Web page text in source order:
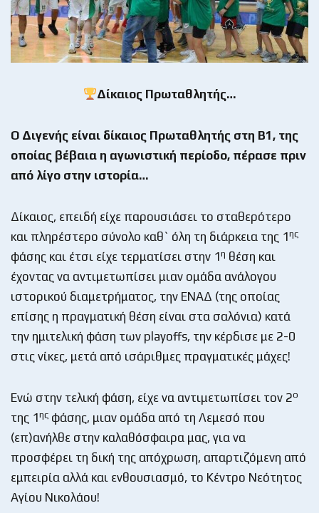
Δίκαιος Πρωταθλητής…
Ο Διγενής είναι δίκαιος Πρωταθλητής στη Β1, της
οποίας βέβαια η αγωνιστική περίοδο, πέρασε πριν
από λίγο στην ιστορία…
Δίκαιος, επειδή είχε παρουσιάσει το σταθερότερο
και πληρέστερο σύνολο καθ` όλη τη διάρκεια της 1ης
φάσης και έτσι είχε τερματίσει στην 1η θέση και
έχοντας να αντιμετωπίσει μιαν ομάδα ανάλογου
ιστορικού διαμετρήματος, την ΕΝΑΔ (της οποίας
επίσης η πραγματική θέση είναι στα σαλόνια) κατά
την ημιτελική φάση των playoffs, την κέρδισε με 2-0
στις νίκες, μετά από ισάριθμες πραγματικές μάχες!
Ενώ στην τελική φάση, είχε να αντιμετωπίσει τον 2ο
της 1ης φάσης, μιαν ομάδα από τη Λεμεσό που
(επ)ανήλθε στην καλαθόσφαιρα μας, για να
προσφέρει τη δική της απόχρωση, απαρτιζόμενη από
εμπειρία αλλά και ενθουσιασμό, το Κέντρο Νεότητος
Αγίου Νικολάου!